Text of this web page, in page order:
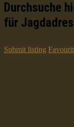
Durchsuche
für
Submit listing